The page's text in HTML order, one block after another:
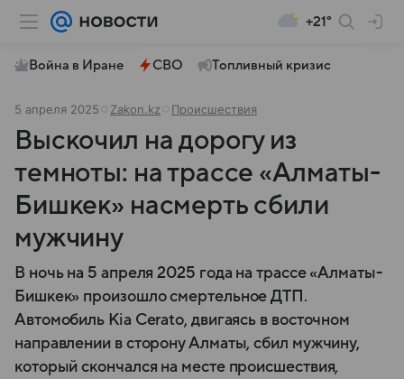
+21°
Война в Иране СВО Топливный кризис
5 апреля 2025 Zakon.kz Происшествия
Выскочил на дорогу из
темноты: на трассе «Алматы-
Бишкек» насмерть сбили
мужчину
В ночь на 5 апреля 2025 года на трассе «Алматы-
Бишкек» произошло смертельное ДТП.
Автомобиль Kia Cerato, двигаясь в восточном
направлении в сторону Алматы, сбил мужчину,
который скончался на месте происшествия,